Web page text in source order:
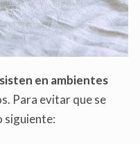
en ambientes
Para evitar que se
siguiente: